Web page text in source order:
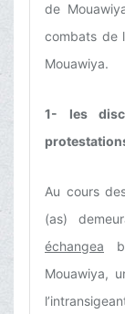
de
combats de
Mouawiya.
1- les
Au cours
(as)
échangea
Mouawiya,